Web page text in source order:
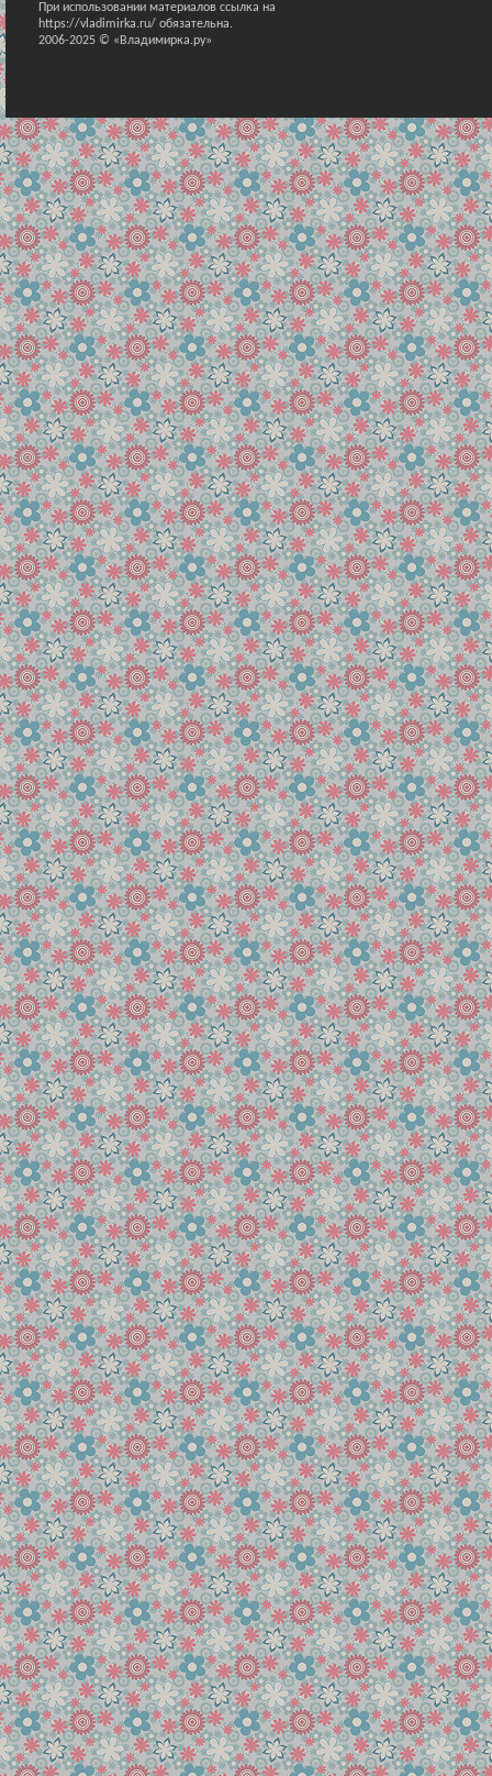
При использовании материалов ссылка на
https://vladimirka.ru/ обязательна.
2006-2025 © «Владимирка.ру»